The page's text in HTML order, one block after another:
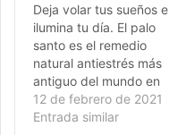
Deja volar tus sueños e
ilumina tu día. El palo
santo es el remedio
natural antiestrés más
antiguo del mundo en
su formato original en
barritas de incienso.
12 de febrero de 2021
Entrada similar